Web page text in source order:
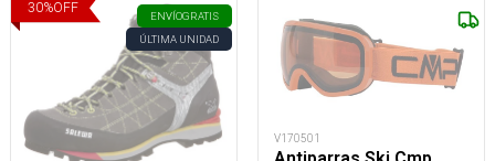
30%OFF
ENVÍOGRATIS
ÚLTIMA UNIDAD
V170501